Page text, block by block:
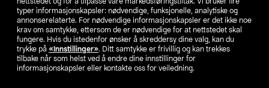
typer informasjonskapsler: nødvendige, funksjonelle, analytiske og
annonserelaterte. For nødvendige informasjonskapsler er det ikke noe
krav om samtykke, ettersom de er nødvendige for at nettstedet skal
fungere. Hvis du istedenfor ønsker å skreddersy dine valg, kan du
trykke på «Innstillinger». Ditt samtykke er frivillig og kan trekkes
tilbake når som helst ved å endre dine innstillinger for
informasjonskapsler eller kontakte oss for veiledning.
Finn din butikk
SE NO FI